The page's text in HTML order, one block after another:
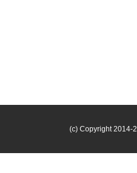
(c) Copyright 2014-